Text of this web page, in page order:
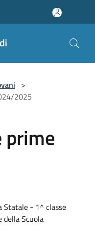
>
2025
prime
Statale - 1^ classe
della Scuola